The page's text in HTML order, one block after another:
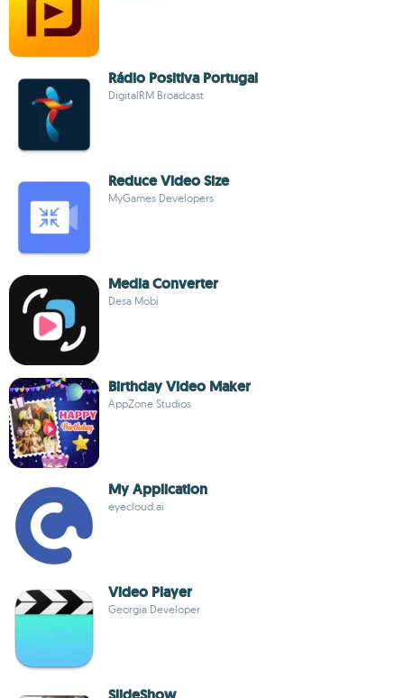
Rádio Positiva Portugal
DigitalRM Broadcast
Reduce Video Size
MyGames Developers
Media Converter
Desa Mobi
Birthday Video Maker
AppZone Studios
My Application
eyecloud.ai
Video Player
Georgia Developer